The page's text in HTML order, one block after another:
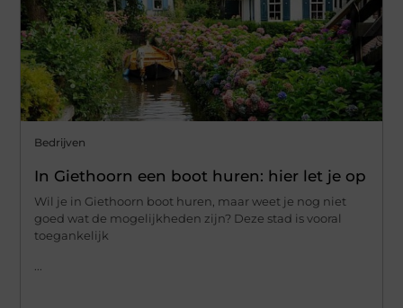
Bedrijven
In Giethoorn een boot huren: hier let je op
Wil je in Giethoorn boot huren, maar weet je nog niet
goed wat de mogelijkheden zijn? Deze stad is vooral
toegankelijk